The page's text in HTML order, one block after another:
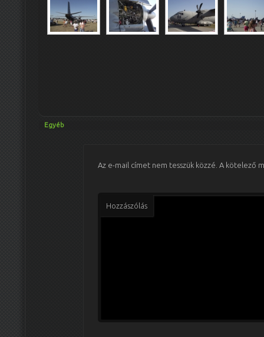
Egyéb
Az e-mail címet nem tesszük közzé. A kötelező
Hozzászólás